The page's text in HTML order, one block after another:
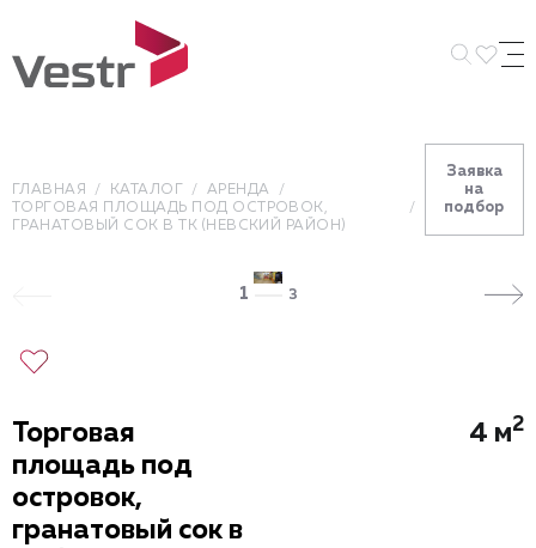
Искать
ГЛАВНАЯ КАТАЛОГ
АРЕНДА
ТОРГОВАЯ ПЛОЩАДЬ ПОД ОСТРОВОК,
ГРАНАТОВЫЙ СОК В ТК (НЕВСКИЙ РАЙОН)
Заявка
на
подбор
1 3
Торговая
площадь под
островок,
гранатовый сок в
4 м2